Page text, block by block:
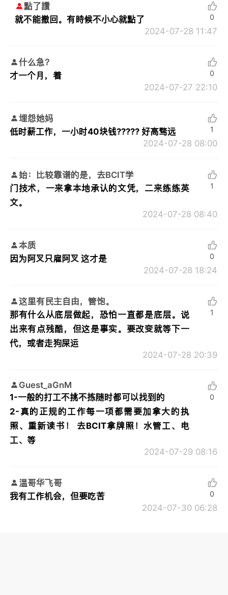
點了讚
就不能撤回。有時候不小心就點了
2024-07-28 11:47
0
什么急？
才一个月，着
2024-07-27 22:10
0
埋怨她妈
低时薪工作，一小时40块钱????? 好高骛远
2024-07-28 08:00
1
始：比较靠谱的是，去BCIT学
门技术，一来拿本地承认的文凭，二来练练英
文。
2024-07-28 08:40
1
本质
因为阿叉只雇阿叉 这才是
2024-07-28 18:24
0
这里有民主自由，管饱。
那有什么从底层做起，恐怕一直都是底层。说
出来有点残酷，但这是事实。要改变就等下一
代，或者走狗屎运
2024-07-28 20:39
1
Guest_aGnM
1-一般的打工不挑不拣随时都可以找到的
2-真的正规的工作每一项都需要加拿大的执
照、重新读书！ 去BCIT拿牌照！水管工、电
工、等
2024-07-29 08:16
0
温哥华飞哥
我有工作机会，但要吃苦
2024-07-30 06:28
0